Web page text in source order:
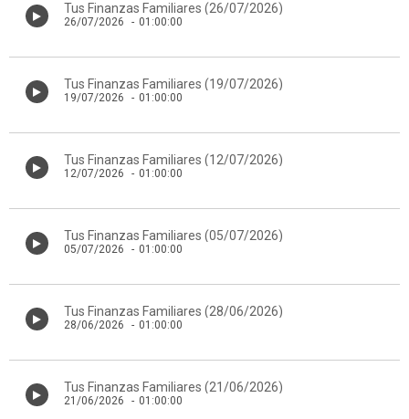
Tus Finanzas Familiares (26/07/2026)
26/07/2026 - 01:00:00
Tus Finanzas Familiares (19/07/2026)
19/07/2026 - 01:00:00
Tus Finanzas Familiares (12/07/2026)
12/07/2026 - 01:00:00
Tus Finanzas Familiares (05/07/2026)
05/07/2026 - 01:00:00
Tus Finanzas Familiares (28/06/2026)
28/06/2026 - 01:00:00
Tus Finanzas Familiares (21/06/2026)
21/06/2026 - 01:00:00